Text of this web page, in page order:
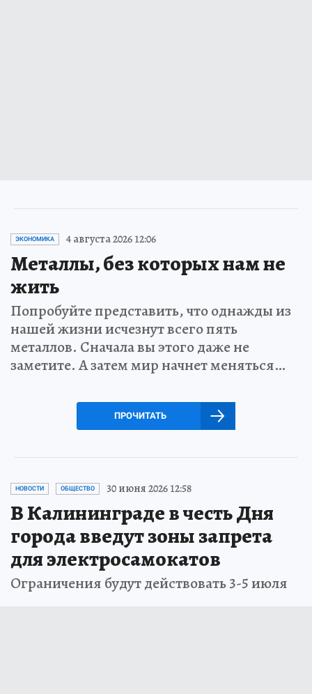
ЭКОНОМИКА 4 августа 2026 12:06
Металлы, без которых нам не
жить
Попробуйте представить, что однажды из
нашей жизни исчезнут всего пять
металлов. Сначала вы этого даже не
заметите. А затем мир начнет меняться…
ПРОЧИТАТЬ
НОВОСТИ ОБЩЕСТВО 30 июня 2026 12:58
В Калининграде в честь Дня
города введут зоны запрета
для электросамокатов
Ограничения будут действовать 3-5 июля